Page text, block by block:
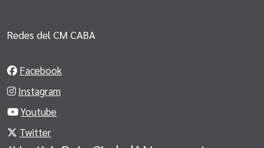
Redes del CM CABA
Facebook
Instagram
Youtube
Twitter